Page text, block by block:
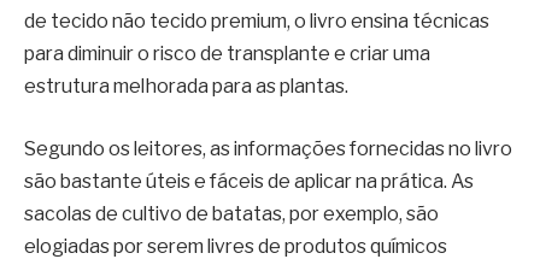
de tecido não tecido premium, o livro ensina técnicas
para diminuir o risco de transplante e criar uma
estrutura melhorada para as plantas.
Segundo os leitores, as informações fornecidas no livro
são bastante úteis e fáceis de aplicar na prática. As
sacolas de cultivo de batatas, por exemplo, são
elogiadas por serem livres de produtos químicos